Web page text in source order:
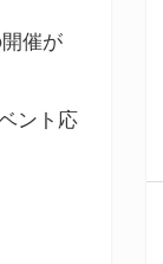
催が
ント応